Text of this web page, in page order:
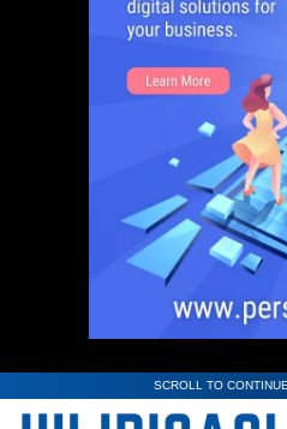
SCROLL TO